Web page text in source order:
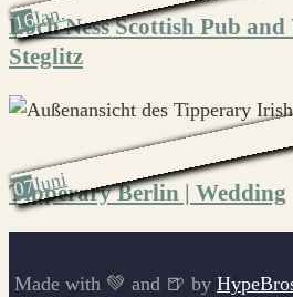
16Jan.
Loch Ness Scottish Pub
Steglitz
07Juni
Tipperary Berlin | Wedding
Made with 💚 and 🍺 by